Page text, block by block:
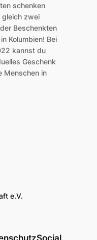
schenken
gleich zwei
Beschenkten
Kolumbien! Bei
kannst du
Geschenk
Menschen in
e.V.
Social